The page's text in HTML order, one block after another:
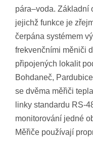
pára–voda. Základní
jejichž funkce je
čerpána systémem
frekvenčními měniči
připojených lokalit
Bohdaneč,
se dvěma měřiči
linky standardu RS-
monitorování jedné
Měřiče používají